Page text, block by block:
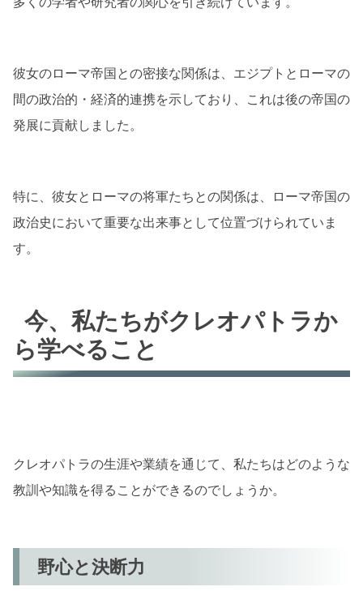
彼女のローマ帝国との密接な関係は、エジプトとローマの
間の政治的・経済的連携を示しており、これは後の帝国の
発展に貢献しました。
特に、彼女とローマの将軍たちとの関係は、ローマ帝国の
政治史において重要な出来事として位置づけられていま
す。
今、私たちがクレオパトラか
ら学べること
クレオパトラの生涯や業績を通じて、私たちはどのような
教訓や知識を得ることができるのでしょうか。
野心と決断力